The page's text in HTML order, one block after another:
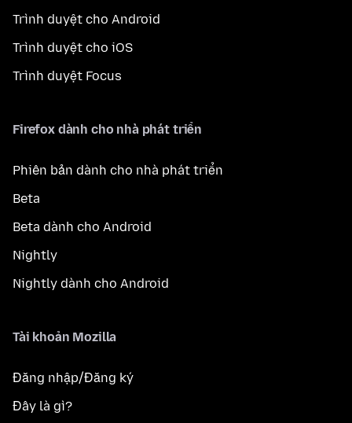
Trình duyệt cho Android
Trình duyệt cho iOS
Trình duyệt Focus
Firefox dành cho nhà phát triển
Phiên bản dành cho nhà phát triển
Beta
Beta dành cho Android
Nightly
Nightly dành cho Android
Tài khoản Mozilla
Đăng nhập/Đăng ký
Đây là gì?